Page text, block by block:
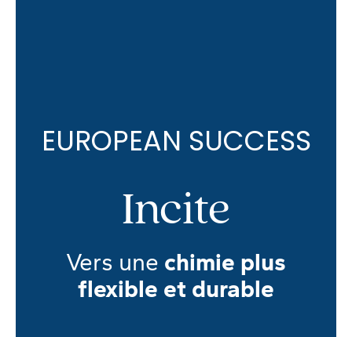
EUROPEAN SUCCESS
Incite
Vers une chimie plus
flexible et durable